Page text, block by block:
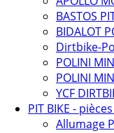
BASTOS
BIDALOT
Dirtbike-
POLINI
POLINI
YCF
PIT BIKE -
Allumage